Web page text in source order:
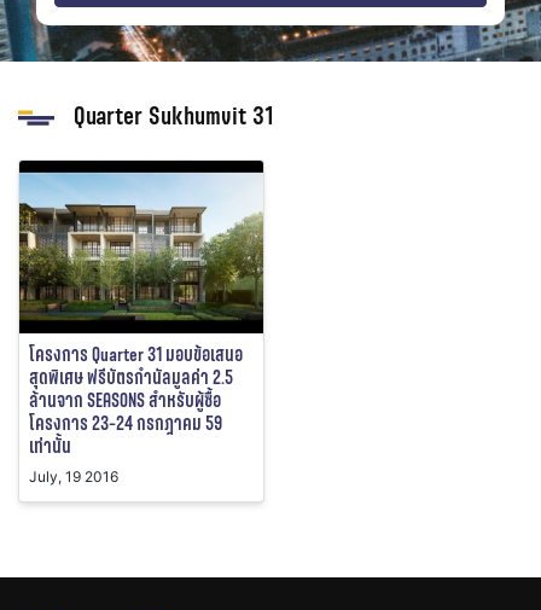
Quarter Sukhumvit 31
โครงการ Quarter 31 มอบข้อเสนอ
สุดพิเศษ ฟรีบัตรกำนัลมูลค่า 2.5
ล้านจาก SEASONS สำหรับผู้ซื้อ
โครงการ 23-24 กรกฎาคม 59
เท่านั้น
July, 19 2016